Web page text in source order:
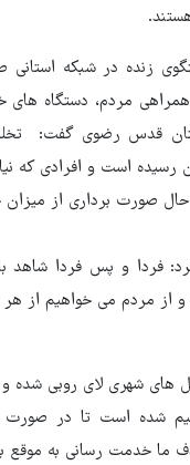
زنده در شبکه
مردم، دستگاه های
قدس رضوی گفت:
به پایان رسیده است و
صورت برداری از
فردا و پس فردا شاهد
از مردم می خواهیم از هر
های شهری لای روبی شده و
شده است تا در صورت
ما خدمت رسانی به موقع